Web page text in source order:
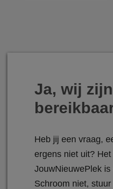
Ja, wij zijn
Heb jij een vraag,
ergens niet uit?
JouwNieuwePlek is
Schroom niet,